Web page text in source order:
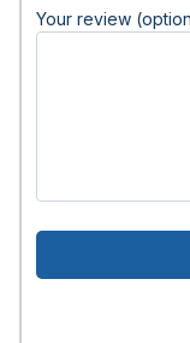
Your review